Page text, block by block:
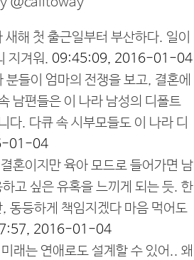
해 첫 출근일부터 부산하다. 일이
지겨워. 09:45:09, 2016-01-04
분들이 엄마의 전쟁을 보고, 결혼에
남편들은 이 나라 남성의 디폴트
다. 다큐 속 시부모들도 이 나라 디
01-04
혼이지만 육아 모드로 들어가면 남
고 싶은 유혹을 느끼게 되는 듯. 한
동등하게 책임지겠다 마음 먹어도
2016-01-04
래는 연애로도 설계할 수 있어.. 왜